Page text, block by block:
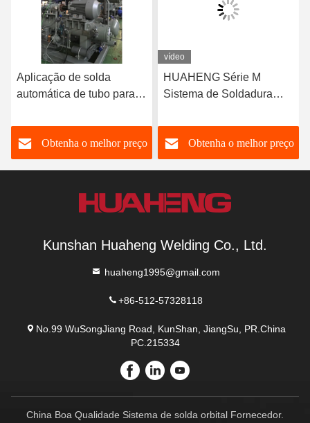
Aplicação de solda
automática de tubo para
Obtenha o melhor preço
vídeo
HUAHENG Série M
Sistema de Soldadura
Tubo para Tubo
Obtenha o melhor preço
Kunshan Huaheng Welding Co., Ltd.
huaheng1995@gmail.com
+86-512-57328118
No.99 WuSongJiang Road, KunShan, JiangSu, PR.China
PC.215334
China Boa Qualidade Sistema de solda orbital Fornecedor.